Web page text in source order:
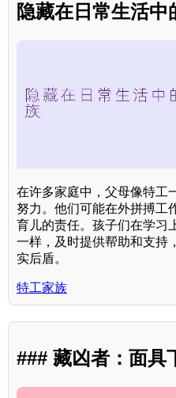
隐藏在日常生活中
在许多家庭中，父母像特工
努力。他们可能在外拼搏工
育儿的责任。孩子们在学习
一样，及时提供帮助和支持
实后盾。
特工家族
### 藏凶者：面具